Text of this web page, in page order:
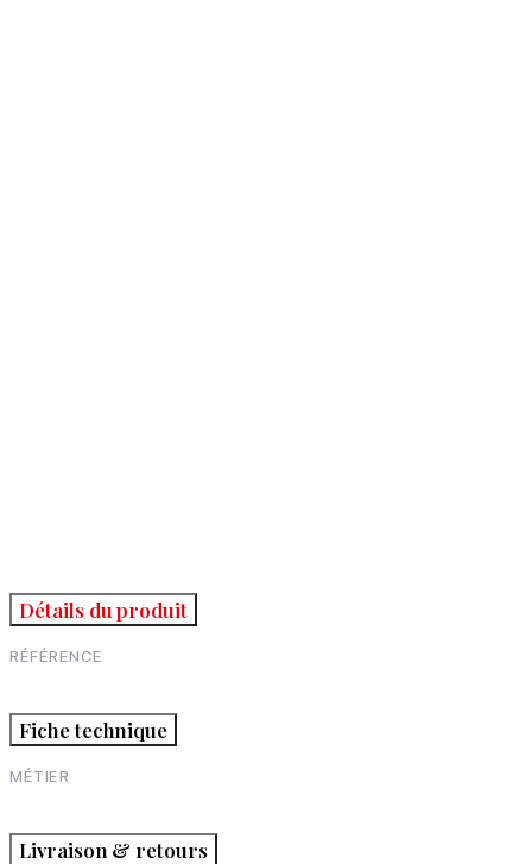
Détails du produit
RÉFÉRENCE
Fiche technique
MÉTIER
Livraison & retours